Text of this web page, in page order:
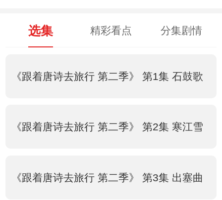
选集 精彩看点 分集剧情
《跟着唐诗去旅行 第二季》 第1集 石鼓歌
《跟着唐诗去旅行 第二季》 第2集 寒江雪
《跟着唐诗去旅行 第二季》 第3集 出塞曲